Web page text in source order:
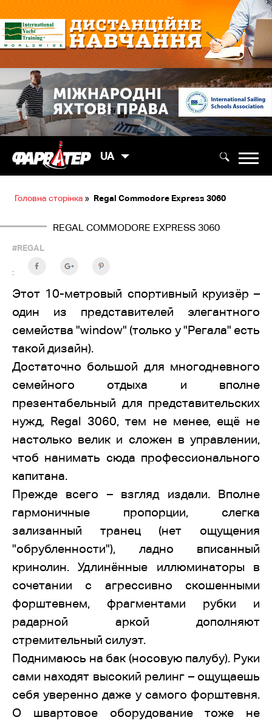
UA
Головна сторінка » Regal Commodore Express 3060
REGAL COMMODORE EXPRESS 3060
#REGAL
:
Этот 10-метровый спортивный круизёр –
один из представителей элегантного
семейства "window" (только у "Регала" есть
такой дизайн).
Достаточно большой для многодневного
семейного отдыха и вполне
презентабельный для представительских
нужд, Regal 3060, тем не менее, ещё не
настолько велик и сложен в управлении,
чтоб нанимать сюда профессионального
капитана.
Прежде всего – взгляд издали. Вполне
гармоничные пропорции, слегка
зализанный транец (нет ощущения
"обрубленности"), ладно вписанный
кринолин. Удлинённые иллюминаторы в
сочетании с агрессивно скошенными
форштевнем, фрагментами рубки и
радарной аркой дополняют
стремительный силуэт.
Поднимаюсь на бак (носовую палубу). Руки
сами находят высокий релинг – ощущаешь
себя уверенно даже у самого форштевня.
О швартовое оборудование тоже не